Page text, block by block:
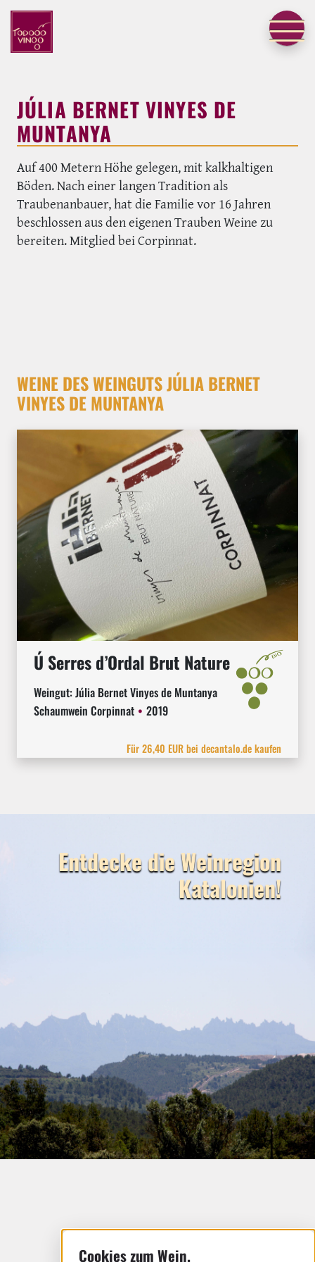
JÚLIA BERNET VINYES DE
MUNTANYA
Auf 400 Metern Höhe gelegen, mit kalkhaltigen
Böden. Nach einer langen Tradition als
Traubenanbauer, hat die Familie vor 16 Jahren
beschlossen aus den eigenen Trauben Weine zu
bereiten. Mitglied bei Corpinnat.
WEINE DES WEINGUTS JÚLIA BERNET
VINYES DE MUNTANYA
Ú Serres d’Ordal Brut Nature
Weingut:Júlia Bernet Vinyes de Muntanya
Schaumwein Corpinnat
2019
Für 26,40 EUR bei decantalo.de kaufen
Entdecke die Weinregion
Katalonien!
ZURÜCK ZUR ÜBERSICHT